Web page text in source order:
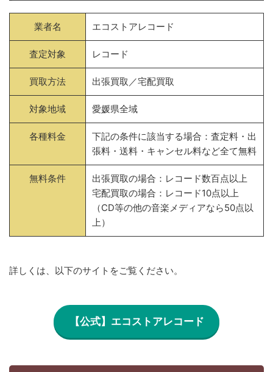
業者名 エコストアレコード
査定対象 レコード
買取方法 出張買取／宅配買取
対象地域 愛媛県全域
各種料金
下記の条件に該当する場合：査定料・出
張料・送料・キャンセル料など全て無料
無料条件
出張買取の場合：レコード数百点以上
宅配買取の場合：レコード10点以上
（CD等の他の音楽メディアなら50点以
上）
詳しくは、以下のサイトをご覧ください。
【公式】エコストアレコード